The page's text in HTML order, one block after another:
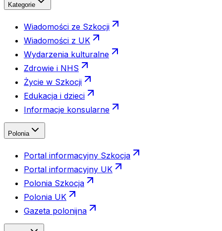
Kategorie
Wiadomości ze Szkocji
Wiadomości z UK
Wydarzenia kulturalne
Zdrowie i NHS
Życie w Szkocji
Edukacja i dzieci
Informacje konsularne
Polonia
Portal informacyjny Szkocja
Portal informacyjny UK
Polonia Szkocja
Polonia UK
Gazeta polonijna